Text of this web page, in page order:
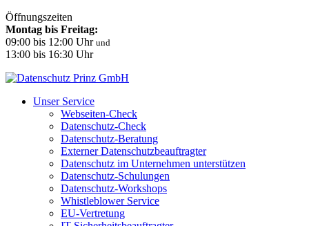
Öffnungszeiten
Montag bis Freitag:
09:00 bis 12:00 Uhr und
13:00 bis 16:30 Uhr
Unser Service
Webseiten-Check
Datenschutz-Check
Datenschutz-Beratung
Externer Datenschutzbeauftragter
Datenschutz im Unternehmen unterstützen
Datenschutz-Schulungen
Datenschutz-Workshops
Whistleblower Service
EU-Vertretung